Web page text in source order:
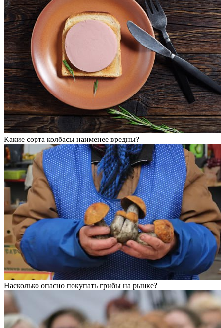
Какие сорта колбасы наименее вредны?
Насколько опасно покупать грибы на рынке?